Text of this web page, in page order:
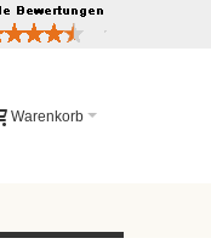
Warenkorb